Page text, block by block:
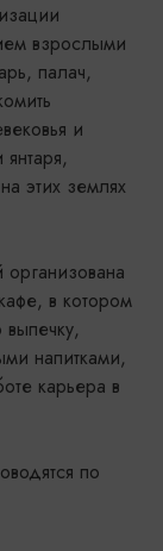
взрослыми
палач,
и
этих землях
в котором
напитками,
карьера в
по